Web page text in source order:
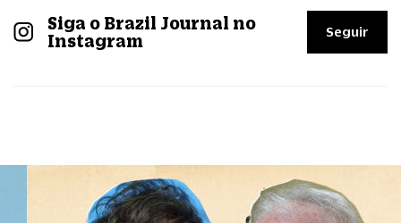
Siga o Brazil Journal no
Instagram
Seguir